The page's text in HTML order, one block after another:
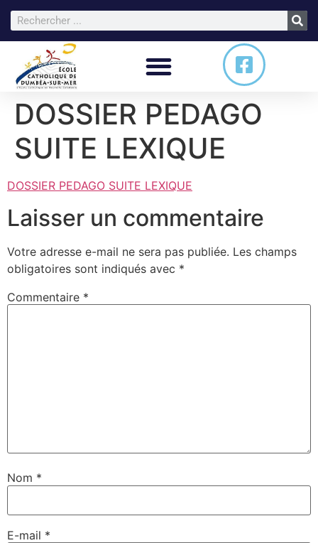
DOSSIER PEDAGO
SUITE LEXIQUE
DOSSIER PEDAGO SUITE LEXIQUE
Laisser un commentaire
Votre adresse e-mail ne sera pas publiée. Les champs
obligatoires sont indiqués avec *
Commentaire *
Nom *
E-mail *